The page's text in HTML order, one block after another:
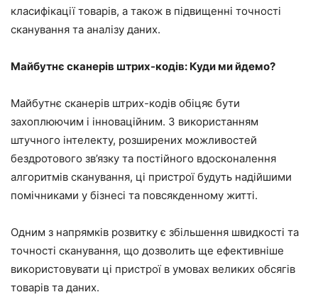
класифікації товарів, а також в підвищенні точності
сканування та аналізу даних.
Майбутнє сканерів штрих-кодів: Куди ми йдемо?
Майбутнє сканерів штрих-кодів обіцяє бути
захоплюючим і інноваційним. З використанням
штучного інтелекту, розширених можливостей
бездротового зв’язку та постійного вдосконалення
алгоритмів сканування, ці пристрої будуть надійшими
помічниками у бізнесі та повсякденному житті.
Одним з напрямків розвитку є збільшення швидкості та
точності сканування, що дозволить ще ефективніше
використовувати ці пристрої в умовах великих обсягів
товарів та даних.